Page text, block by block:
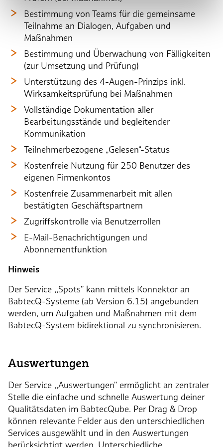
Bestimmung von Teams für die gemeinsame
Teilnahme an Dialogen, Aufgaben und
Maßnahmen
Bestimmung und Überwachung von Fälligkeiten
(zur Umsetzung und Prüfung)
Unterstützung des 4-Augen-Prinzips inkl.
Wirksamkeitsprüfung bei Maßnahmen
Vollständige Dokumentation aller
Bearbeitungsstände und begleitender
Kommunikation
Teilnehmerbezogene „Gelesen“-Status
Kostenfreie Nutzung für 250 Benutzer des
eigenen Firmenkontos
Kostenfreie Zusammenarbeit mit allen
bestätigten Geschäftspartnern
Zugriffskontrolle via Benutzerrollen
E-Mail-Benachrichtigungen und
Abonnementfunktion
Hinweis
Der Service ,,Spots'' kann mittels Konnektor an
BabtecQ-Systeme (ab Version 6.15) angebunden
werden, um Aufgaben und Maßnahmen mit dem
BabtecQ-System bidirektional zu synchronisieren.
Auswertungen
Der Service ,,Auswertungen'' ermöglicht an zentraler
Stelle die einfache und schnelle Auswertung deiner
Qualitätsdaten im BabtecQube. Per Drag & Drop
können relevante Felder aus den unterschiedlichen
Services ausgewählt und in den Auswertungen